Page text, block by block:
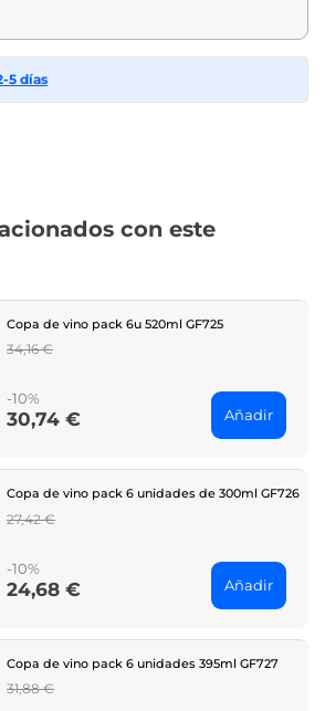
5 días
con este
Copa de vino pack 6u 520ml GF725
Regular
34,16 €
-10%
Price
30,74 € Añadir
Copa de vino pack 6 unidades de 300ml GF726
Regular
27,42 €
-10%
Price
24,68 € Añadir
Copa de vino pack 6 unidades 395ml GF727
Regular
31,88 €